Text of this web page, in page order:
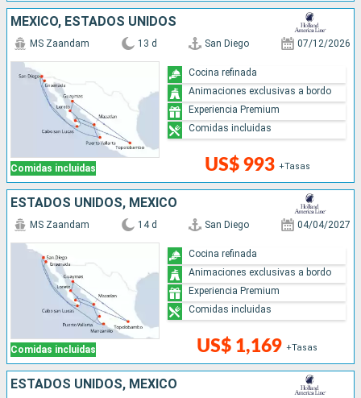
MÉXICO, ESTADOS UNIDOS
Comidas incluidas
MS Zaandam 13 d San Diego 07/12/2026
US$ 993 +Tasas
Cocina refinada
Animaciones exclusivas a bordo
Experiencia Premium
Comidas incluidas
ESTADOS UNIDOS, MÉXICO
Comidas incluidas
MS Zaandam 14 d San Diego 04/04/2027
US$ 1,169 +Tasas
Cocina refinada
Animaciones exclusivas a bordo
Experiencia Premium
Comidas incluidas
ESTADOS UNIDOS, MÉXICO